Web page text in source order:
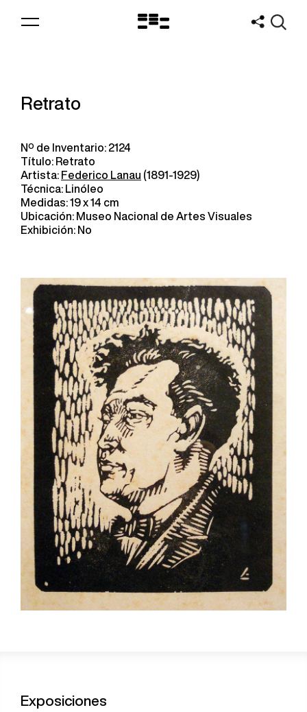
Logo
Retrato
Nº de Inventario: 2124
Título: Retrato
Artista: Federico Lanau (1891-1929)
Técnica: Linóleo
Medidas: 19 x 14 cm
Ubicación: Museo Nacional de Artes Visuales
Exhibición: No
Exposiciones